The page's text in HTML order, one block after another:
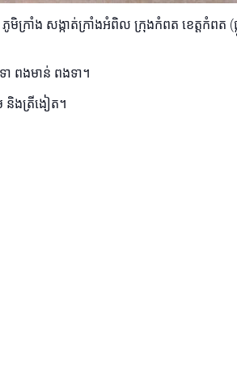
ក្រាំង សង្កាត់ក្រាំងអំពិល ក្រុងកំពត ខេត្តកំពត
ពងមាន់ ពងទា។
និងត្រីងៀត។